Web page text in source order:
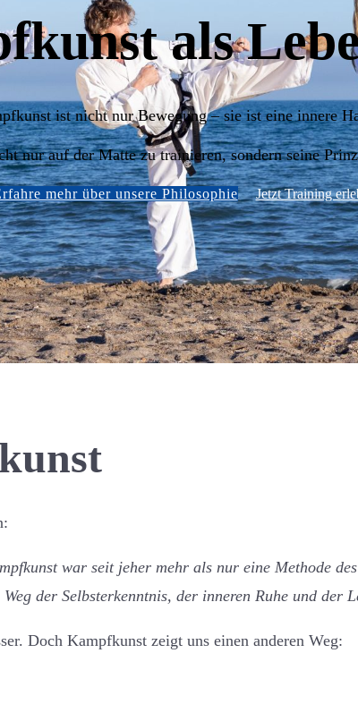
als
ist nicht nur Bewegung – sie ist eine innere
nur auf der Matte zu trainieren, sondern seine
mehr über unsere Philosophie Jetzt Training
war seit jeher mehr als nur eine Methode
der Selbsterkenntnis, der inneren Ruhe und der
Doch Kampfkunst zeigt uns einen anderen Weg: